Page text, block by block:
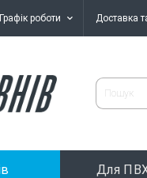
Графік роботи Доставка
Для